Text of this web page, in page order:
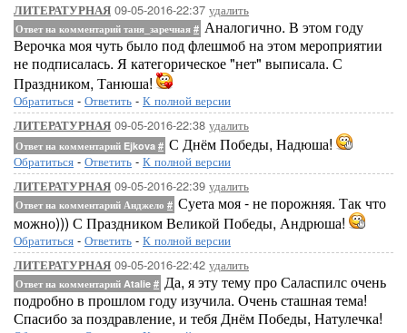
ЛИТЕРАТУРНАЯ 09-05-2016-22:37 удалить
Ответ на комментарий таня_заречная # Аналогично. В этом году
Верочка моя чуть было под флешмоб на этом мероприятии
не подписалась. Я категорическое "нет" выписала. С
Праздником, Танюша!
Обратиться - Ответить - К полной версии
ЛИТЕРАТУРНАЯ 09-05-2016-22:38 удалить
Ответ на комментарий Ejkova # С Днём Победы, Надюша!
Обратиться - Ответить - К полной версии
ЛИТЕРАТУРНАЯ 09-05-2016-22:39 удалить
Ответ на комментарий Анджело # Суета моя - не порожняя. Так что
можно))) С Праздником Великой Победы, Андрюша!
Обратиться - Ответить - К полной версии
ЛИТЕРАТУРНАЯ 09-05-2016-22:42 удалить
Ответ на комментарий Atalie # Да, я эту тему про Саласпилс очень
подробно в прошлом году изучила. Очень сташная тема!
Спасибо за поздравление, и тебя Днём Победы, Натулечка!